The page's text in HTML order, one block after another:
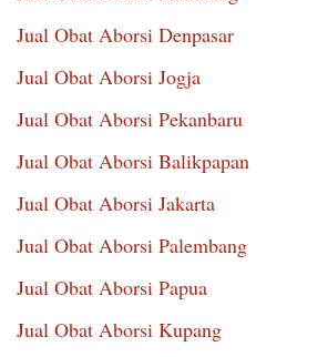
Jual Obat Aborsi Denpasar
Jual Obat Aborsi Jogja
Jual Obat Aborsi Pekanbaru
Jual Obat Aborsi Balikpapan
Jual Obat Aborsi Jakarta
Jual Obat Aborsi Palembang
Jual Obat Aborsi Papua
Jual Obat Aborsi Kupang